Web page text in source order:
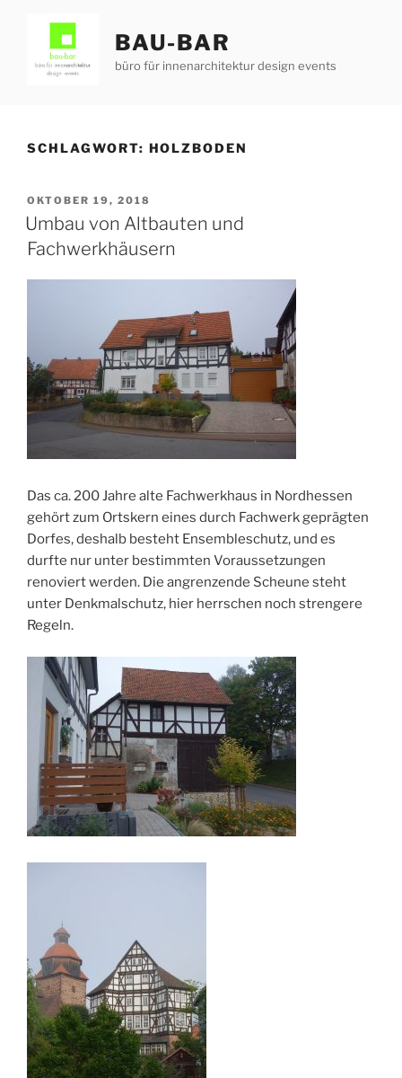
springen
BAU-BAR
büro für innenarchitektur design events
SCHLAGWORT: HOLZBODEN
VERÖFFENTLICHT
AM
OKTOBER 19, 2018
Umbau von Altbauten und
Fachwerkhäusern
Das ca. 200 Jahre alte Fachwerkhaus in Nordhessen
gehört zum Ortskern eines durch Fachwerk geprägten
Dorfes, deshalb besteht Ensembleschutz, und es
durfte nur unter bestimmten Voraussetzungen
renoviert werden. Die angrenzende Scheune steht
unter Denkmalschutz, hier herrschen noch strengere
Regeln.